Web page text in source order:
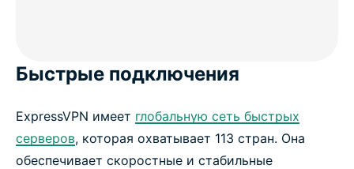
Быстрые подключения
ExpressVPN имеет глобальную сеть быстрых
серверов, которая охватывает 113 стран. Она
обеспечивает скоростные и стабильные